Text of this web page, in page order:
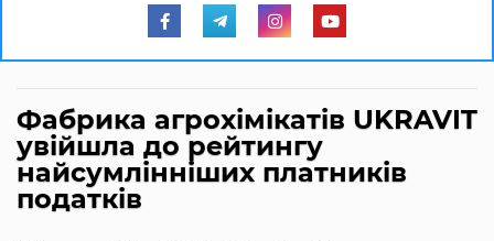
Фабрика агрохімікатів UKRAVIT
увійшла до рейтингу
найсумлінніших платників
податків